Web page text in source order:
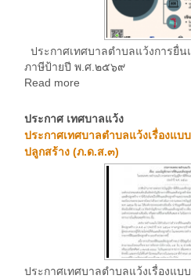
ประกาศเทศบาลตำบลแว้งการยื่
ภาษีป้ายปี พ.ศ.๒๕๖๙
Read more
ประกาศ เทศบาลแว้ง
ประกาศเทศบาลตำบลแว้งเรื่องแ
ปลูกสร้าง (ภ.ด.ส.๓)
ประกาศเทศบาลตำบลแว้งเรื่องแ